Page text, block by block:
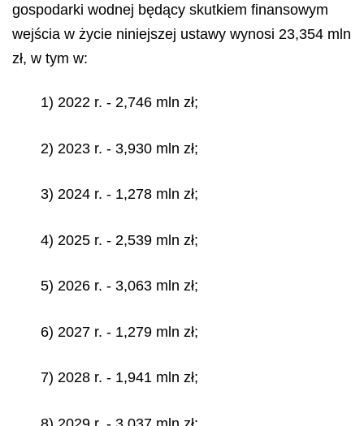
gospodarki wodnej będący skutkiem finansowym
wejścia w życie niniejszej ustawy wynosi 23,354 mln
zł, w tym w:
1) 2022 r. - 2,746 mln zł;
2) 2023 r. - 3,930 mln zł;
3) 2024 r. - 1,278 mln zł;
4) 2025 r. - 2,539 mln zł;
5) 2026 r. - 3,063 mln zł;
6) 2027 r. - 1,279 mln zł;
7) 2028 r. - 1,941 mln zł;